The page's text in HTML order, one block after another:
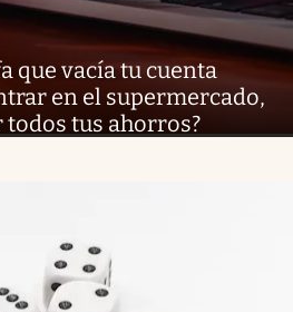
que vacía tu cuenta
en el supermercado,
tus ahorros?